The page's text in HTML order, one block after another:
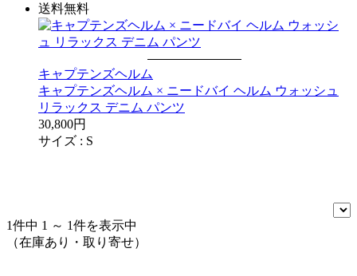
送料無料
キャプテンズヘルム
キャプテンズヘルム × ニードバイ ヘルム ウォッシュ
リラックス デニム パンツ
30,800円
サイズ : S
1件中 1 ～ 1件を表示中
（在庫あり・取り寄せ）